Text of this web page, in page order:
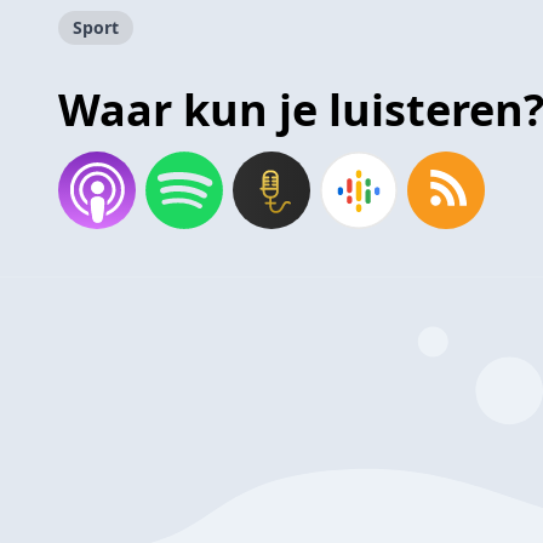
Sport
Waar kun je luisteren?